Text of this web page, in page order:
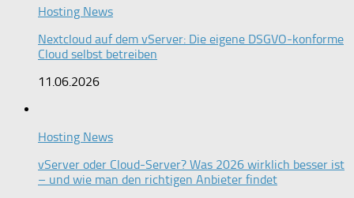
Hosting News
Nextcloud auf dem vServer: Die eigene DSGVO-konforme
Cloud selbst betreiben
11.06.2026
Hosting News
vServer oder Cloud-Server? Was 2026 wirklich besser ist
– und wie man den richtigen Anbieter findet